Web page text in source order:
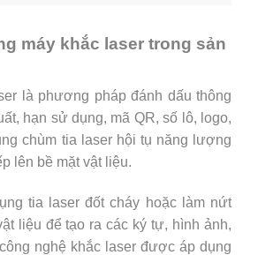
máy khắc laser trong sản
là phương pháp đánh dấu thông
hạn sử dụng, mã QR, số lô, logo,
chùm tia laser hội tụ năng lượng
lên bề mặt vật liệu.
tia laser đốt cháy hoặc làm nứt
liệu để tạo ra các ký tự, hình ảnh,
nghệ khắc laser được áp dụng